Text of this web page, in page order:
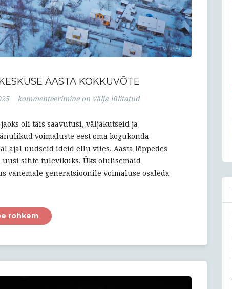
AASTA KOKKUVÕTE
Tapa
Kultuurikeskuse
aasta
kokkuvõte
kommenteerimine on välja lülitatud
oli täis saavutusi, väljakutseid ja
võimaluste eest oma kogukonda
ajal uudseid ideid ellu viies. Aasta lõppedes
uusi sihte tulevikuks. Üks olulisemaid
vanemale generatsioonile võimaluse osaleda
rohkem